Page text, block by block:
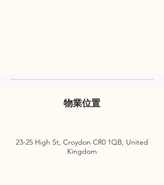
物業位置
23-25 High St, Croydon CR0 1QB, United
Kingdom